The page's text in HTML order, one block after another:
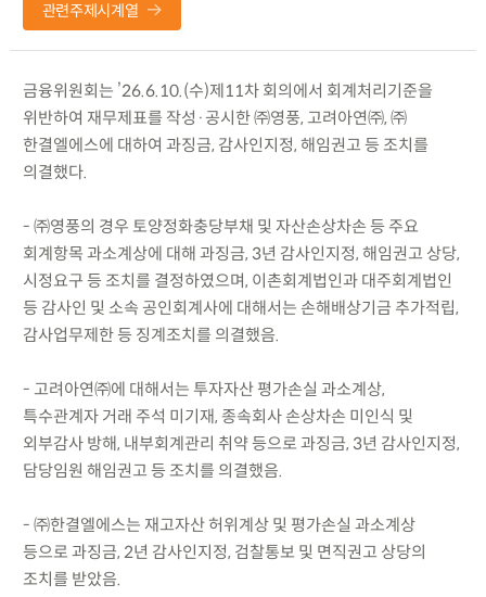
관련주제시계열
금융위원회는 ’26.6.10.(수)제11차 회의에서 회계처리기준을
위반하여 재무제표를 작성·공시한 ㈜영풍, 고려아연㈜, ㈜
한결엘에스에 대하여 과징금, 감사인지정, 해임권고 등 조치를
의결했다.
- ㈜영풍의 경우 토양정화충당부채 및 자산손상차손 등 주요
회계항목 과소계상에 대해 과징금, 3년 감사인지정, 해임권고 상당,
시정요구 등 조치를 결정하였으며, 이촌회계법인과 대주회계법인
등 감사인 및 소속 공인회계사에 대해서는 손해배상기금 추가적립,
감사업무제한 등 징계조치를 의결했음.
- 고려아연㈜에 대해서는 투자자산 평가손실 과소계상,
특수관계자 거래 주석 미기재, 종속회사 손상차손 미인식 및
외부감사 방해, 내부회계관리 취약 등으로 과징금, 3년 감사인지정,
담당임원 해임권고 등 조치를 의결했음.
- ㈜한결엘에스는 재고자산 허위계상 및 평가손실 과소계상
등으로 과징금, 2년 감사인지정, 검찰통보 및 면직권고 상당의
조치를 받았음.